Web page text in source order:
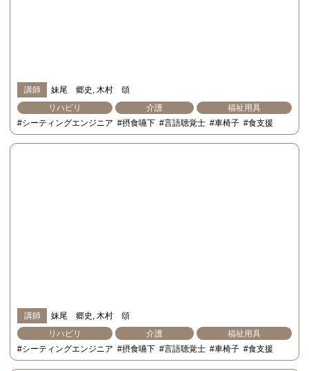
講師 妹尾 郷史
木村 頌
リハビリ
介護
福祉用具
#シーティングエンジニア #摂食嚥下 #言語聴覚士 #車椅子 #食支援
講師 妹尾 郷史
木村 頌
リハビリ
介護
福祉用具
#シーティングエンジニア #摂食嚥下 #言語聴覚士 #車椅子 #食支援